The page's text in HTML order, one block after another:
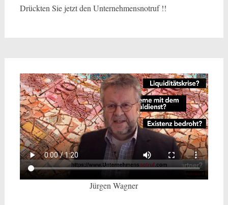
Drückten Sie jetzt den Unternehmensnotruf !!
Jürgen Wagner